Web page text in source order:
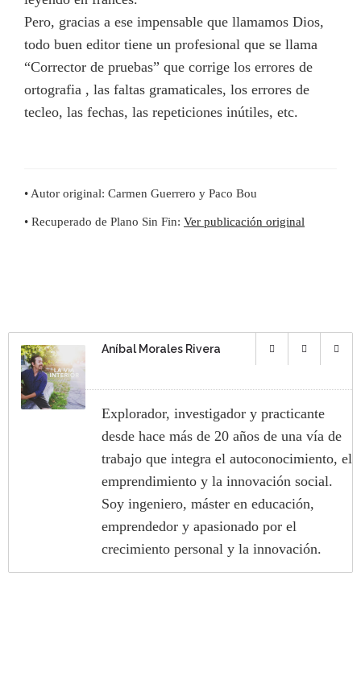
Pero, gracias a ese impensable que llamamos Dios,
todo buen editor tiene un profesional que se llama
“Corrector de pruebas” que corrige los errores de
ortografia , las faltas gramaticales, los errores de
tecleo, las fechas, las repeticiones inútiles, etc.
• Autor original: Carmen Guerrero y Paco Bou
• Recuperado de Plano Sin Fin: Ver publicación original
Aníbal Morales Rivera
Explorador, investigador y practicante
desde hace más de 20 años de una vía de
trabajo que integra el autoconocimiento, el
emprendimiento y la innovación social.
Soy ingeniero, máster en educación,
emprendedor y apasionado por el
crecimiento personal y la innovación.